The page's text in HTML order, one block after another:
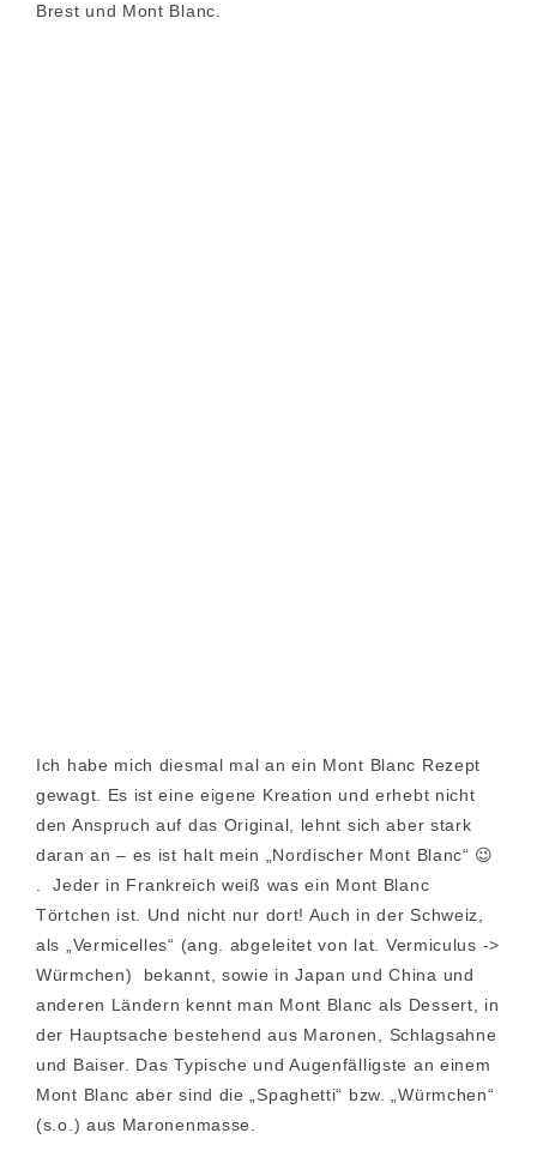
Brest und Mont Blanc.
Ich habe mich diesmal mal an ein Mont Blanc Rezept
gewagt. Es ist eine eigene Kreation und erhebt nicht
den Anspruch auf das Original, lehnt sich aber stark
daran an – es ist halt mein „Nordischer Mont Blanc“ 😉
. Jeder in Frankreich weiß was ein Mont Blanc
Törtchen ist. Und nicht nur dort! Auch in der Schweiz,
als „Vermicelles“ (ang. abgeleitet von lat. Vermiculus ->
Würmchen) bekannt, sowie in Japan und China und
anderen Ländern kennt man Mont Blanc als Dessert, in
der Hauptsache bestehend aus Maronen, Schlagsahne
und Baiser. Das Typische und Augenfälligste an einem
Mont Blanc aber sind die „Spaghetti“ bzw. „Würmchen“
(s.o.) aus Maronenmasse.